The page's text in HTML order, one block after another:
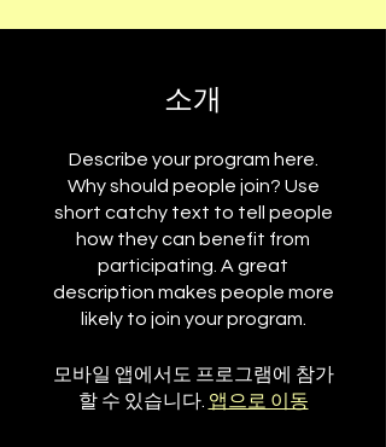
소개
Describe your program here.
Why should people join? Use
short catchy text to tell people
how they can benefit from
participating. A great
description makes people more
likely to join your program.
모바일 앱에서도 프로그램에 참가
할 수 있습니다. 앱으로 이동